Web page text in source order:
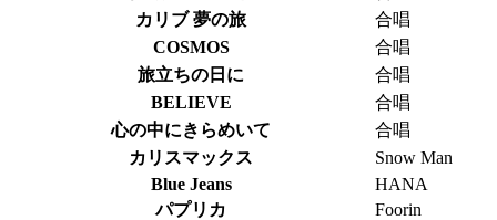
カリブ 夢の旅
合唱
COSMOS
合唱
旅立ちの日に
合唱
BELIEVE
合唱
心の中にきらめいて
合唱
カリスマックス
Snow Man
Blue Jeans
HANA
パプリカ
Foorin